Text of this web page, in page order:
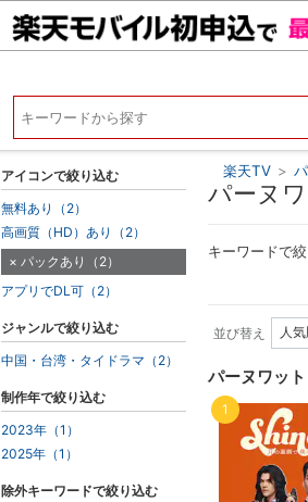
楽天TV >
パーヌ
キーワードで
並び替え
パーヌワッ
1
アイコンで絞り込む
無料あり（2）
高画質（HD）あり（2）
パックあり（2）
アプリでDL可（2）
ジャンルで絞り込む
中国・台湾・タイドラマ（2）
制作年で絞り込む
2023年（1）
2025年（1）
除外キーワードで絞り込む